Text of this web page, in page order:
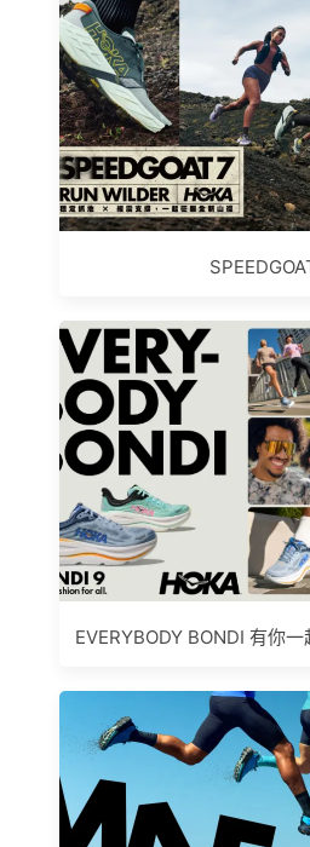
EVERYBODY BONDI 有你